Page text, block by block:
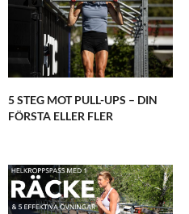
5 STEG MOT PULL-UPS – DIN
FÖRSTA ELLER FLER